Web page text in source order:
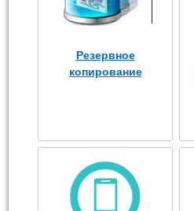
Резервное
копирование